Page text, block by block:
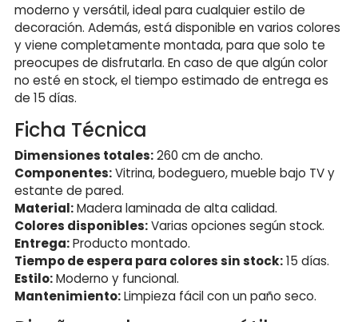
moderno y versátil, ideal para cualquier estilo de
decoración. Además, está disponible en varios colores
y viene completamente montada, para que solo te
preocupes de disfrutarla. En caso de que algún color
no esté en stock, el tiempo estimado de entrega es
de 15 días.
Ficha Técnica
Dimensiones totales:260 cm de ancho.
Componentes:Vitrina, bodeguero, mueble bajo TV y
estante de pared.
Material:Madera laminada de alta calidad.
Colores disponibles:Varias opciones según stock.
Entrega:Producto montado.
Tiempo de espera para colores sin stock:15 días.
Estilo:Moderno y funcional.
Mantenimiento:Limpieza fácil con un paño seco.